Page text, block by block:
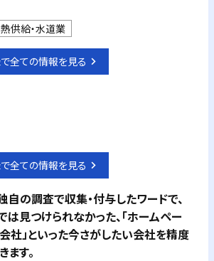
熱供給・水道業
全ての情報を見る
全ての情報を見る
自の調査で収集・付与したワードで、
見つけられなかった、「ホームペー
社」といった今さがしたい会社を精度
ます。